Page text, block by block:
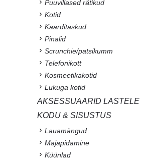
Puuvillased rätikud
Kotid
Kaarditaskud
Pinalid
Scrunchie/patsikumm
Telefonikott
Kosmeetikakotid
Lukuga kotid
AKSESSUAARID LASTELE
KODU & SISUSTUS
Lauamängud
Majapidamine
Küünlad